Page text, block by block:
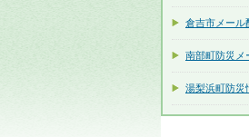
倉吉市メール
南部町防災メ
湯梨浜町防災